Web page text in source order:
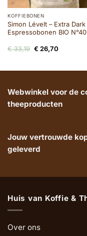
KOFFIEBONEN
Simon Lévelt – Extra Dark
Espressobonen BIO N°40
€33,19 Oorspronkelijke
€ 26,70Huidige
Webwinkel voor de
theeproducten
Jouw vertrouwde
geleverd
Huis van Koffie &
Over ons